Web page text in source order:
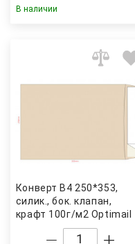
В наличии
Конверт B4 250*353,
силик., бок. клапан,
крафт 100г/м2 Optimail